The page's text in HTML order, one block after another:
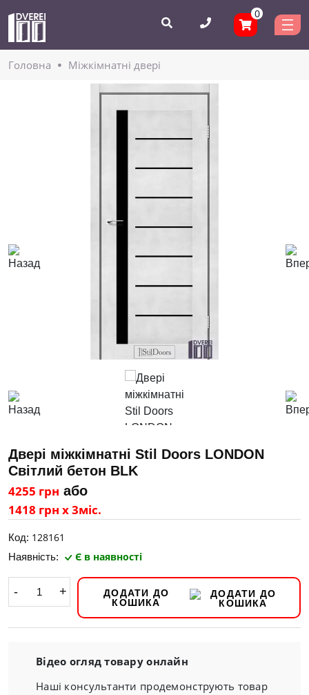
0
Головнa Міжкімнатні двері
Двері міжкімнатні Stil Doors LONDON
Світлий бетон BLK
4255 грн або
1418 грн х 3міс.
Код: 128161
Наявність: Є в наявності
- +
ДОДАТИ ДО
КОШИКА
Відео огляд товару онлайн
Наші консультанти продемонструють товар